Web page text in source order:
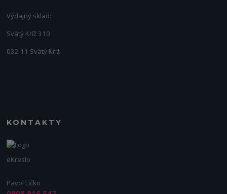
Výdajný sklad:
Svätý Kríž 310
032 11 Svätý Kríž
KONTAKTY
eKreslo
Pavol Ličko